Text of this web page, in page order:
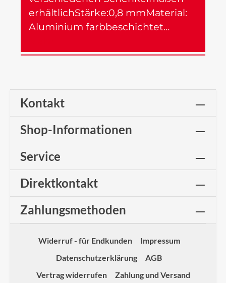
erhältlichStärke:0,8 mmMaterial:
Aluminium farbbeschichtet…
Kontakt
Shop-Informationen
Service
Direktkontakt
Zahlungsmethoden
Widerruf - für Endkunden
Impressum
Datenschutzerklärung
AGB
Vertrag widerrufen
Zahlung und Versand